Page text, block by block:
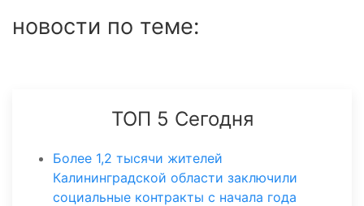
новости по теме:
ТОП 5 Сегодня
Более 1,2 тысячи жителей
Калининградской области заключили
социальные контракты с начала года